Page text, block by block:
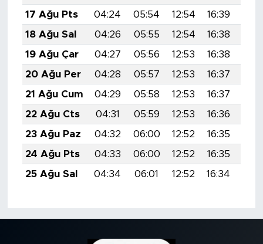
17 Ağu Pts
04:24 05:54 12:54 16:39
18 Ağu Sal
04:26 05:55 12:54 16:38
19 Ağu Çar
04:27 05:56 12:53 16:38
20 Ağu Per
04:28 05:57 12:53 16:37
21 Ağu Cum
04:29 05:58 12:53 16:37
22 Ağu Cts
04:31 05:59 12:53 16:36
23 Ağu Paz
04:32 06:00 12:52 16:35
24 Ağu Pts
04:33 06:00 12:52 16:35
25 Ağu Sal
04:34 06:01 12:52 16:34